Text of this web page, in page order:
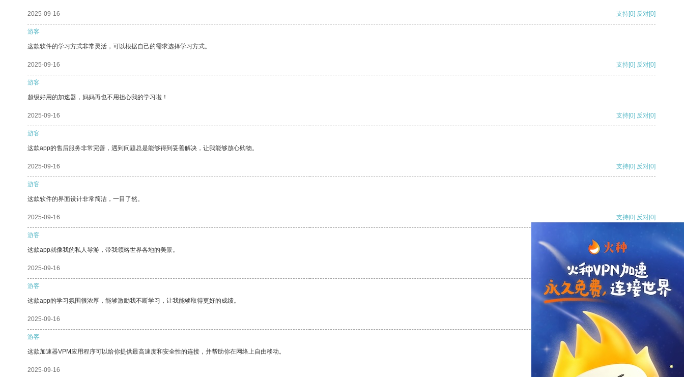
2025-09-16 支持[0] 反对[0]
游客
这款软件的学习方式非常灵活，可以根据自己的需求选择学习方式。
2025-09-16 支持[0] 反对[0]
游客
超级好用的加速器，妈妈再也不用担心我的学习啦！
2025-09-16 支持[0] 反对[0]
游客
这款app的售后服务非常完善，遇到问题总是能够得到妥善解决，让我能够放心购物。
2025-09-16 支持[0] 反对[0]
游客
这款软件的界面设计非常简洁，一目了然。
2025-09-16 支持[0] 反对[0]
游客
这款app就像我的私人导游，带我领略世界各地的美景。
2025-09-16 支持[0] 反对
游客
这款app的学习氛围很浓厚，能够激励我不断学习，让我能够取得更好的成绩。
2025-09-16 支持
游客
这款加速器VPM应用程序可以给你提供最高速度和安全性的连接，并帮助你在网络上自由移动。
2025-09-16 反对 [0]